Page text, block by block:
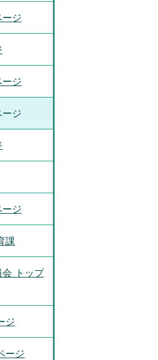
ジ
ジ
ジ
ジ
課
トップ
ジ
ージ